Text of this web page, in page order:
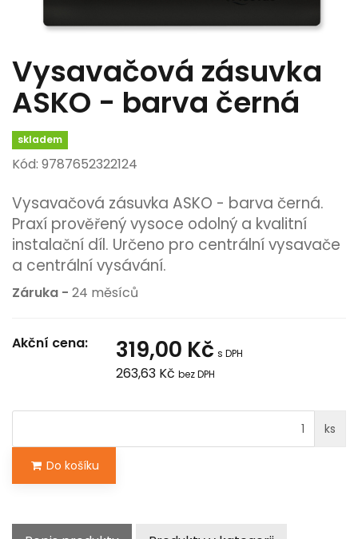
Vysavačová zásuvka
ASKO - barva černá
skladem
Kód: 9787652322124
Vysavačová zásuvka ASKO - barva černá.
Praxí prověřený vysoce odolný a kvalitní
instalační díl. Určeno pro centrální vysavače
a centrální vysávání.
Záruka - 24 měsíců
Akční cena: 319,00 Kč s DPH
263,63 Kč bez DPH
ks
Do košíku